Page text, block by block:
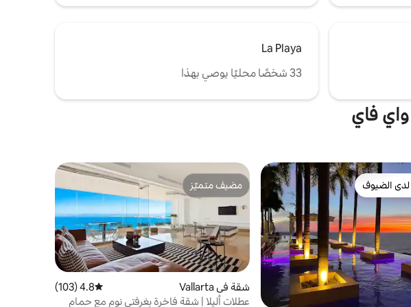
La Playa
33 شخصًا محليًا يوصي بهذا
فاي
المفضّلة لدى الضيوف
الضيوف
مضيف متميّز
مضيف متميّز
شقة في Vallarta متوسط التقييم 4.8 من 5، 103 مراجعات
4.8 (103)
عطلات أليلا | شقة فاخرة بغرفتي نوم مع حمام